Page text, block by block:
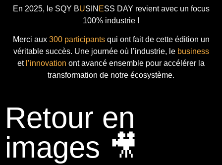
En 2025, le SQY BUSIN ESS DAY revient avec un focus
100% industrie !
Merci aux 300 participantsqui ont fait de cette édition un
véritable succès. Une journée où l’industrie, le business
et l’innovation ont avancé ensemble pour accélérer la
transformation de notre écosystème.
Retour en
images 🎥